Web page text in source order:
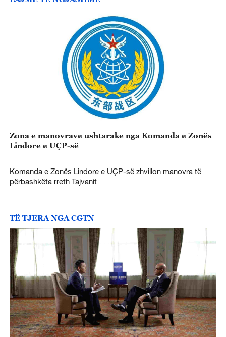
Zona e manovrave ushtarake nga Komanda e Zonës
Lindore e UÇP-së
Komanda e Zonës Lindore e UÇP-së zhvillon manovra të
përbashkëta rreth Tajvanit
TË TJERA NGA CGTN